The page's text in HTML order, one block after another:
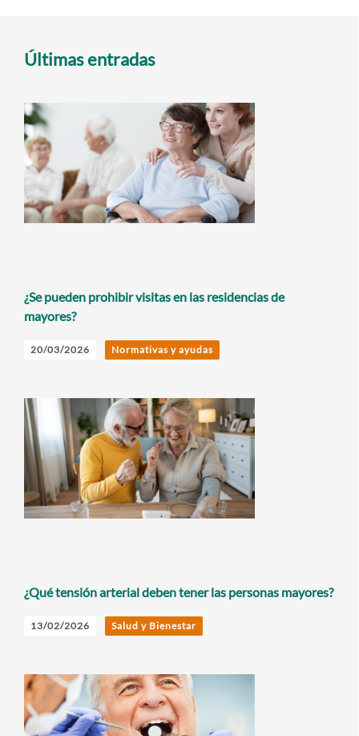
Últimas entradas
¿Se pueden prohibir visitas en las residencias de
mayores?
20/03/2026 Normativas y ayudas
¿Qué tensión arterial deben tener las personas mayores?
13/02/2026 Salud y Bienestar